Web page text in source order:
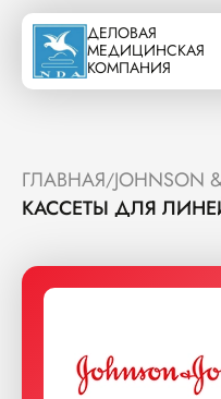
ДЕЛОВАЯ
МЕДИЦИНСКАЯ
КОМПАНИЯ
ГЛАВНАЯ/JOHNSON
КАССЕТЫ ДЛЯ